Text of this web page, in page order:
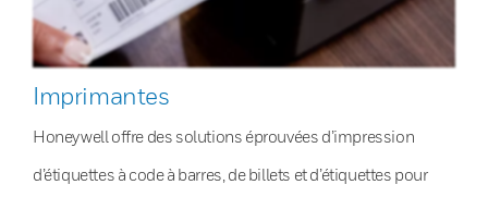
Imprimantes
Honeywell offre des solutions éprouvées d’impression
d’étiquettes à code à barres, de billets et d’étiquettes pour